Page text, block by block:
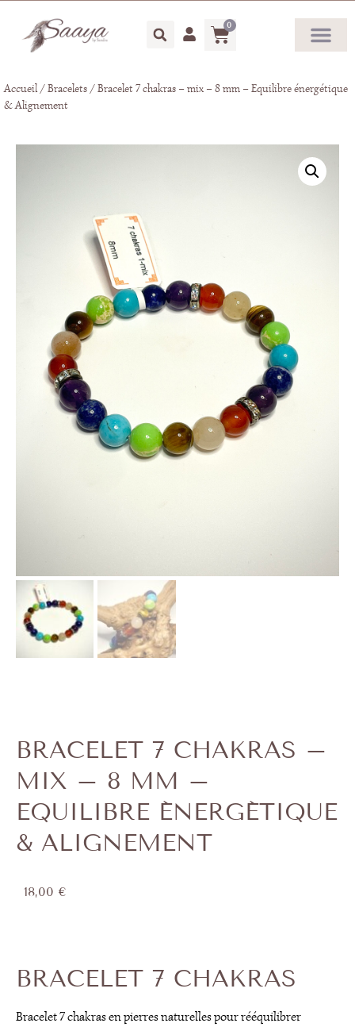
0
Accueil/Bracelets / Bracelet 7 chakras – mix – 8 mm – Equilibre énergétique
& Alignement
BRACELET 7 CHAKRAS –
MIX – 8 MM –
EQUILIBRE ÉNERGÉTIQUE
& ALIGNEMENT
18,00 €
BRACELET 7 CHAKRAS
Bracelet 7 chakras en pierres naturelles pour rééquilibrer